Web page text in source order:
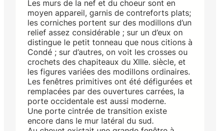
Les murs de la nef et du choeur sont en
moyen appareil, garnis de contreforts plats;
les corniches portent sur des modillons d’un
relief assez considérable ; sur un d’eux on
distingue le petit tonneau que nous citions à
Condé ; sur d’autres, on voit les crosses ou
crochets des chapiteaux du XIIIe. siècle, et
les figures variées des modillons ordinaires.
Les fenêtres primitives ont été défigurées et
remplacées par des ouvertures carrées, la
porte occidentale est aussi moderne.
Une porte cintrée de transition existe
encore dans le mur latéral du sud.